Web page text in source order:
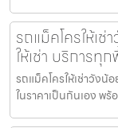
รถแม็คโครให้เ
ให้เช่า บริการทุ
รถแม็คโครให้เช่าวังน้
ในราคาเป็นกันเอง พ